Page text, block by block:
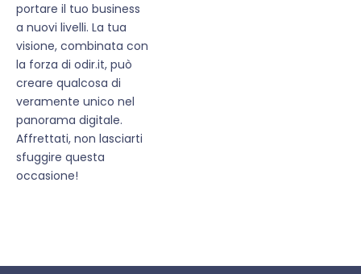
portare il tuo business
a nuovi livelli. La tua
visione, combinata con
la forza di odir.it, può
creare qualcosa di
veramente unico nel
panorama digitale.
Affrettati, non lasciarti
sfuggire questa
occasione!